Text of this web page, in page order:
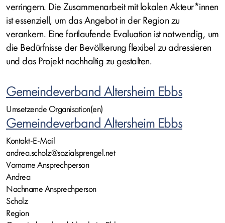
verringern. Die Zusammenarbeit mit lokalen Akteur*innen
ist essenziell, um das Angebot in der Region zu
verankern. Eine fortlaufende Evaluation ist notwendig, um
die Bedürfnisse der Bevölkerung flexibel zu adressieren
und das Projekt nachhaltig zu gestalten.
Gemeindeverband Altersheim Ebbs
Umsetzende Organisation(en)
Gemeindeverband Altersheim Ebbs
Kontakt-E-Mail
andrea.scholz@sozialsprengel.net
Vorname Ansprechperson
Andrea
Nachname Ansprechperson
Scholz
Region